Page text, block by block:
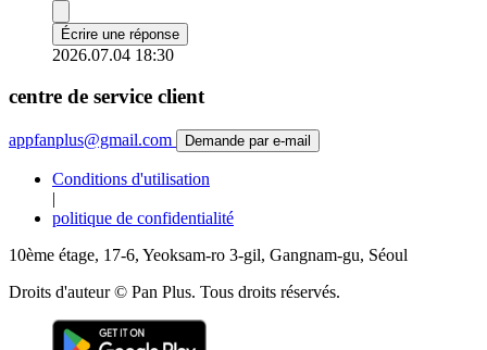
Écrire une réponse
2026.07.04 18:30
centre de service client
appfanplus@gmail.com Demande par e-mail
Conditions d'utilisation
|
politique de confidentialité
10ème étage, 17-6, Yeoksam-ro 3-gil, Gangnam-gu, Séoul
Droits d'auteur © Pan Plus. Tous droits réservés.